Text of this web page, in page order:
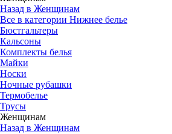
Назад в Женщинам
Все в категории Нижнее белье
Бюстгальтеры
Кальсоны
Комплекты белья
Майки
Носки
Ночные рубашки
Термобелье
Трусы
Женщинам
Назад в Женщинам